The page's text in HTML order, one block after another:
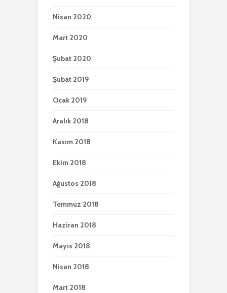
Nisan 2020
Mart 2020
Şubat 2020
Şubat 2019
Ocak 2019
Aralık 2018
Kasım 2018
Ekim 2018
Ağustos 2018
Temmuz 2018
Haziran 2018
Mayıs 2018
Nisan 2018
Mart 2018